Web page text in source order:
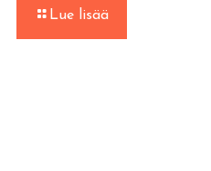
Lue lisää-